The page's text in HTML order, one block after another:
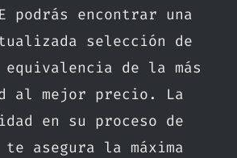
podrás encontrar una
selección de
equivalencia de la más
al mejor precio. La
en su proceso de
asegura la máxima